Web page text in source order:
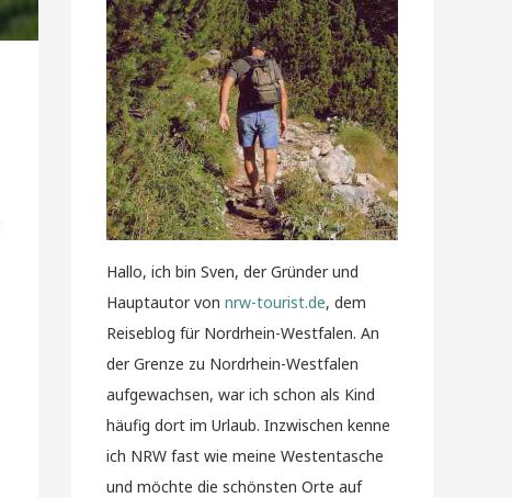
Hallo, ich bin Sven, der Gründer und
Hauptautor von nrw-tourist.de, dem
Reiseblog für Nordrhein-Westfalen. An
der Grenze zu Nordrhein-Westfalen
aufgewachsen, war ich schon als Kind
häufig dort im Urlaub. Inzwischen kenne
ich NRW fast wie meine Westentasche
und möchte die schönsten Orte auf